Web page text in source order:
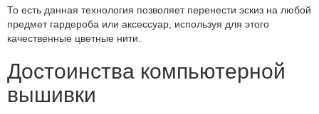
То есть данная технология позволяет перенести эскиз на любой
предмет гардероба или аксессуар, используя для этого
качественные цветные нити.
Достоинства компьютерной
вышивки